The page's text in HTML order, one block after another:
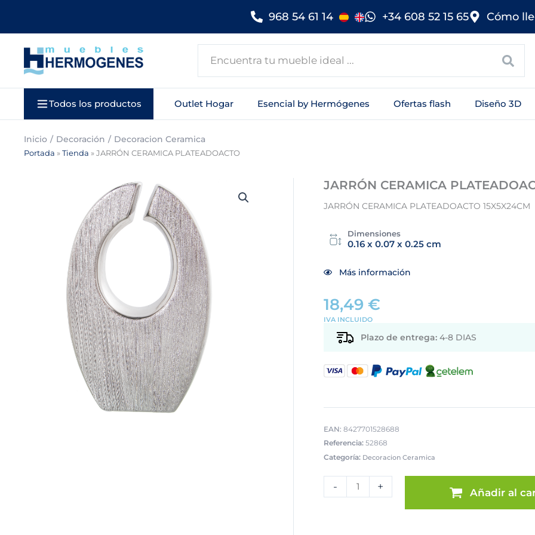
contenido
968 54 61 14 +34 608 52 15 65 Cómo
Todos los productos Outlet Hogar Esencial by Hermógenes Ofertas flash Diseño 3D
Inicio Decoración Decoracion Ceramica
Portada » Tienda » JARRÓN CERAMICA PLATEADOACTO
JARRÓN CERAMICA
JARRÓN CERAMICA PLATEADOACTO 15X5X24CM
Dimensiones
0.16 x 0.07 x 0.25 cm
Más información
18,49 €
IVA INCLUIDO
Plazo de entrega:4-8 DIAS
EAN: 8427701528688
Referencia: 52868
Categoría: Decoracion Ceramica
-
CERAMICA
PLATEADOACTO
+ Añadir al